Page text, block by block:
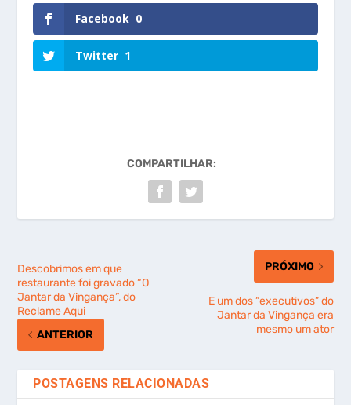
Facebook 0
Twitter 1
COMPARTILHAR:
Descobrimos em que
restaurante foi gravado “O
Jantar da Vingança”, do
Reclame Aqui
ANTERIOR
PRÓXIMO
E um dos “executivos” do
Jantar da Vingança era
mesmo um ator
POSTAGENS RELACIONADAS